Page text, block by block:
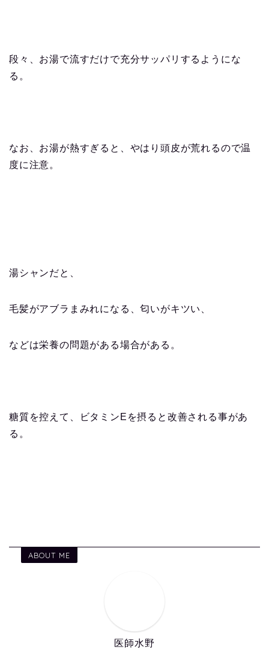
段々、お湯で流すだけで充分サッパリするようにな
る。
なお、お湯が熱すぎると、やはり頭皮が荒れるので温
度に注意。
湯シャンだと、
毛髪がアブラまみれになる、匂いがキツい、
などは栄養の問題がある場合がある。
糖質を控えて、ビタミンEを摂ると改善される事があ
る。
ABOUT ME
医師水野